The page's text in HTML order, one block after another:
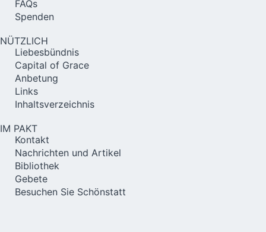
FAQs
Spenden
NÜTZLICH
Liebesbündnis
Capital of Grace
Anbetung
Links
Inhaltsverzeichnis
IM PAKT
Kontakt
Nachrichten und Artikel
Bibliothek
Gebete
Besuchen Sie Schönstatt